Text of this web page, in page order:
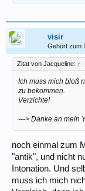
visir
Gehört zum
Zitat von Jacqueline: ↑
Ich muss mich bloß
zu bekommen.
Verzichte!
---> Danke an mein
noch einmal zum
"antik", und nicht
Intonation. Und
muss ich mich